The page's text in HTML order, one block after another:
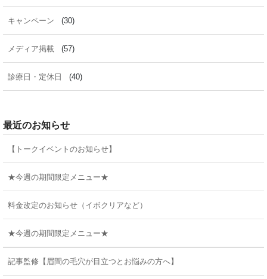
キャンペーン (30)
メディア掲載 (57)
診療日・定休日 (40)
最近のお知らせ
【トークイベントのお知らせ】
★今週の期間限定メニュー★
料金改定のお知らせ（イボクリアなど）
★今週の期間限定メニュー★
記事監修【眉間の毛穴が目立つとお悩みの方へ】